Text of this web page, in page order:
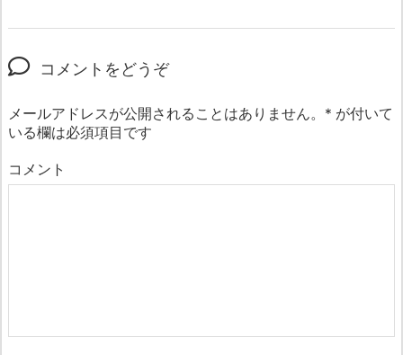
コメントをどうぞ
メールアドレスが公開されることはありません。 * が付いて
いる欄は必須項目です
コメント